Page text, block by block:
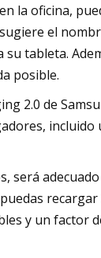
la oficina,
el
tableta.
posible.
2.0 de
será
y un factor